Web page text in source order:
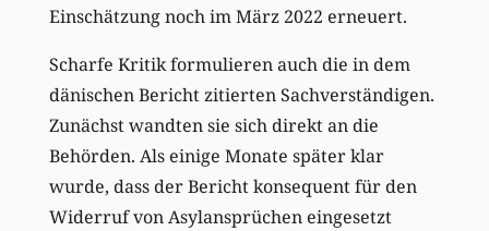
Einschätzung noch im März 2022 erneuert.
Scharfe Kritik formulieren auch die in dem
dänischen Bericht zitierten Sachverständigen.
Zunächst wandten sie sich direkt an die
Behörden. Als einige Monate später klar
wurde, dass der Bericht konsequent für den
Widerruf von Asylansprüchen eingesetzt